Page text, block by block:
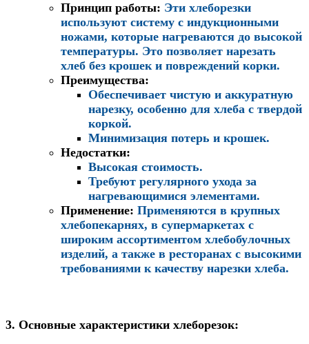
Принцип работы: Эти хлеборезки
используют систему с индукционными
ножами, которые нагреваются до высокой
температуры. Это позволяет нарезать
хлеб без крошек и повреждений корки.
Преимущества:
Обеспечивает чистую и аккуратную
нарезку, особенно для хлеба с твердой
коркой.
Минимизация потерь и крошек.
Недостатки:
Высокая стоимость.
Требуют регулярного ухода за
нагревающимися элементами.
Применение: Применяются в крупных
хлебопекарнях, в супермаркетах с
широким ассортиментом хлебобулочных
изделий, а также в ресторанах с высокими
требованиями к качеству нарезки хлеба.
3. Основные характеристики хлеборезок: